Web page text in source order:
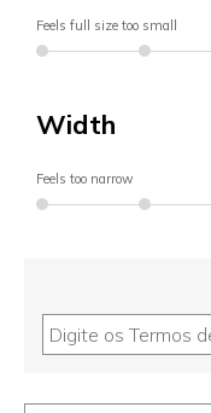
Feels full size too small
Width
Feels too narrow